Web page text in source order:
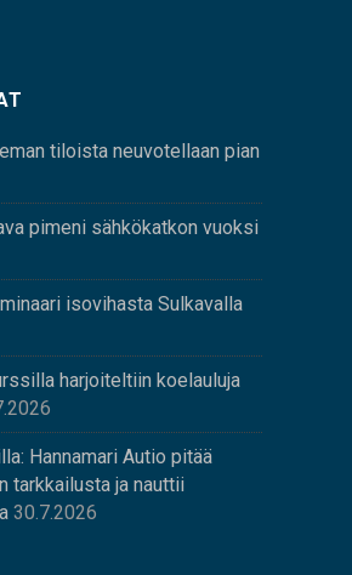
tiloista neuvotellaan pian
pimeni sähkökatkon vuoksi
isovihasta Sulkavalla
harjoiteltiin koelauluja
Hannamari Autio pitää
tarkkailusta ja nauttii
30.7.2026